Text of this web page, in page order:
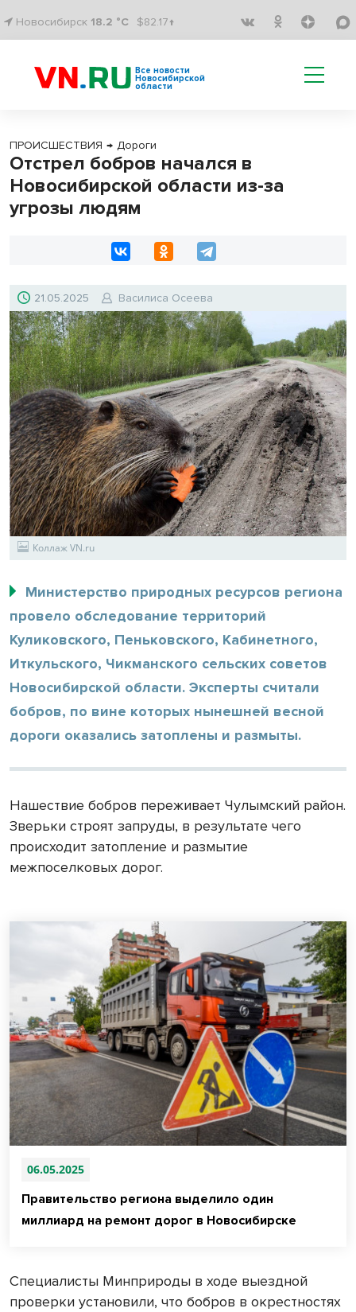
Новосибирск 18.2 °C $82.17↑
Все новости
Новосибирской
области
ПРОИСШЕСТВИЯ → Дороги
Отстрел бобров начался в
Новосибирской области из-за
угрозы людям
21.05.2025 Василиса Осеева
Коллаж VN.ru
Министерство природных ресурсов региона
провело обследование территорий
Куликовского, Пеньковского, Кабинетного,
Иткульского, Чикманского сельских советов
Новосибирской области. Эксперты считали
бобров, по вине которых нынешней весной
дороги оказались затоплены и размыты.
Нашествие бобров переживает Чулымский район.
Зверьки строят запруды, в результате чего
происходит затопление и размытие
межпоселковых дорог.
06.05.2025
Правительство региона выделило один
миллиард на ремонт дорог в Новосибирске
Специалисты Минприроды в ходе выездной
проверки установили, что бобров в окрестностях